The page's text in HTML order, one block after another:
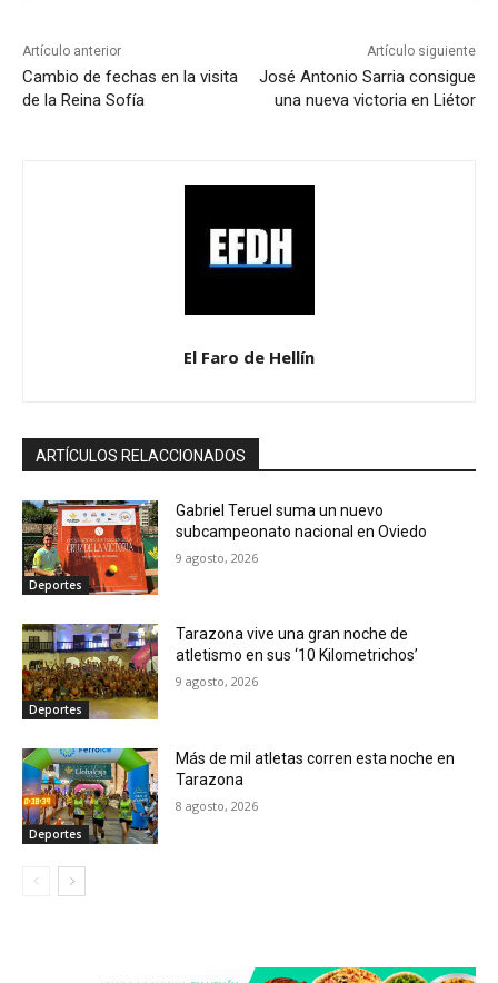
Artículo anterior
Cambio de fechas en la visita
de la Reina Sofía
Artículo siguiente
José Antonio Sarria consigue
una nueva victoria en Liétor
El Faro de Hellín
ARTÍCULOS RELACCIONADOS
Deportes
Gabriel Teruel suma un nuevo
subcampeonato nacional en Oviedo
9 agosto, 2026
Deportes
Tarazona vive una gran noche de
atletismo en sus ‘10 Kilometrichos’
9 agosto, 2026
Deportes
Más de mil atletas corren esta noche en
Tarazona
8 agosto, 2026